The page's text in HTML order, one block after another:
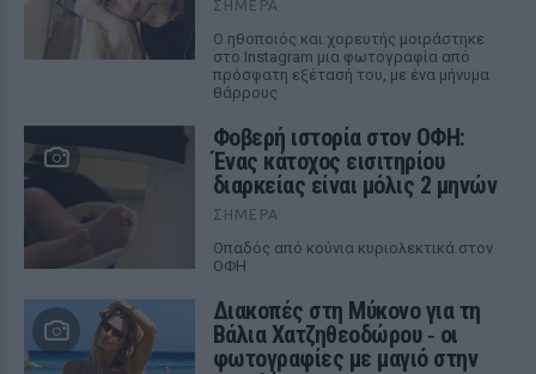
ΣΉΜΕΡΑ
Ο ηθοποιός και χορευτής μοιράστηκε
στο Instagram μια φωτογραφία από
πρόσφατη εξέτασή του, με ένα μήνυμα
θάρρους
Φοβερή ιστορία στον ΟΦΗ:
Ένας κάτοχος εισιτηρίου
διαρκείας είναι μόλις 2 μηνών
ΣΉΜΕΡΑ
Οπαδός από κούνια κυριολεκτικά στον
ΟΦΗ
Διακοπές στη Μύκονο για τη
Βάλια Χατζηθεοδώρου ‑ οι
φωτογραφίες με μαγιό στην